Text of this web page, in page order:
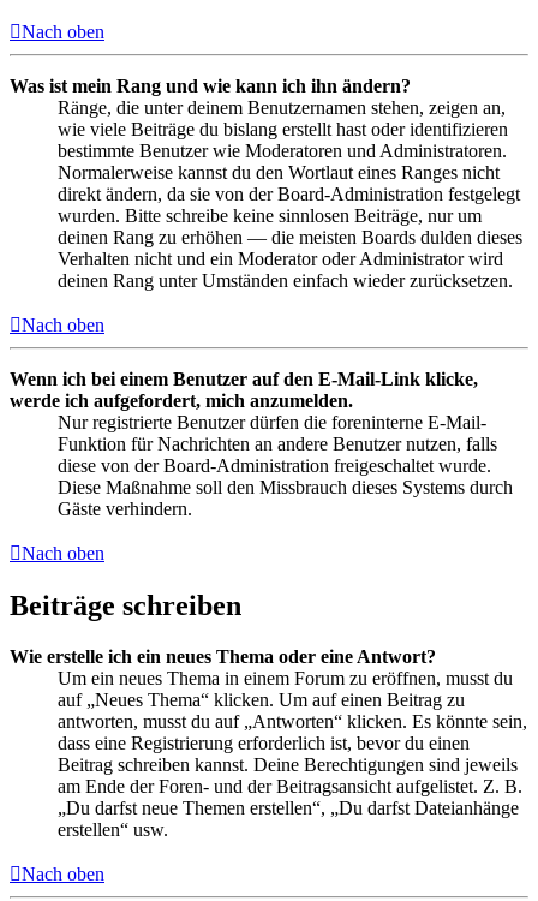
Nach oben
Was ist mein Rang und wie kann ich ihn ändern?
Ränge, die unter deinem Benutzernamen stehen, zeigen an,
wie viele Beiträge du bislang erstellt hast oder identifizieren
bestimmte Benutzer wie Moderatoren und Administratoren.
Normalerweise kannst du den Wortlaut eines Ranges nicht
direkt ändern, da sie von der Board-Administration festgelegt
wurden. Bitte schreibe keine sinnlosen Beiträge, nur um
deinen Rang zu erhöhen — die meisten Boards dulden dieses
Verhalten nicht und ein Moderator oder Administrator wird
deinen Rang unter Umständen einfach wieder zurücksetzen.
Nach oben
Wenn ich bei einem Benutzer auf den E-Mail-Link klicke,
werde ich aufgefordert, mich anzumelden.
Nur registrierte Benutzer dürfen die foreninterne E-Mail-
Funktion für Nachrichten an andere Benutzer nutzen, falls
diese von der Board-Administration freigeschaltet wurde.
Diese Maßnahme soll den Missbrauch dieses Systems durch
Gäste verhindern.
Nach oben
Beiträge schreiben
Wie erstelle ich ein neues Thema oder eine Antwort?
Um ein neues Thema in einem Forum zu eröffnen, musst du
auf „Neues Thema“ klicken. Um auf einen Beitrag zu
antworten, musst du auf „Antworten“ klicken. Es könnte sein,
dass eine Registrierung erforderlich ist, bevor du einen
Beitrag schreiben kannst. Deine Berechtigungen sind jeweils
am Ende der Foren- und der Beitragsansicht aufgelistet. Z. B.
„Du darfst neue Themen erstellen“, „Du darfst Dateianhänge
erstellen“ usw.
Nach oben